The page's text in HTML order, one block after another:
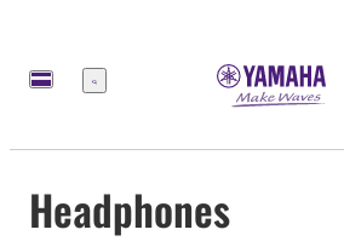
Menu
Headphones